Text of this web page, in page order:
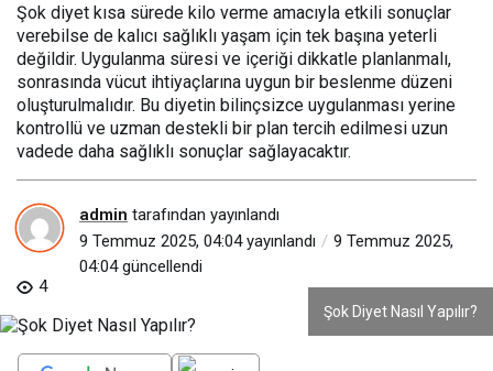
Şok diyet kısa sürede kilo verme amacıyla etkili sonuçlar
verebilse de kalıcı sağlıklı yaşam için tek başına yeterli
değildir. Uygulanma süresi ve içeriği dikkatle planlanmalı,
sonrasında vücut ihtiyaçlarına uygun bir beslenme düzeni
oluşturulmalıdır. Bu diyetin bilinçsizce uygulanması yerine
kontrollü ve uzman destekli bir plan tercih edilmesi uzun
vadede daha sağlıklı sonuçlar sağlayacaktır.
admin tarafından yayınlandı
9 Temmuz 2025, 04:04yayınlandı
9 Temmuz 2025,
04:04güncellendi
4
Şok Diyet Nasıl Yapılır?